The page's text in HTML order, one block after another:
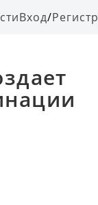
Вход/